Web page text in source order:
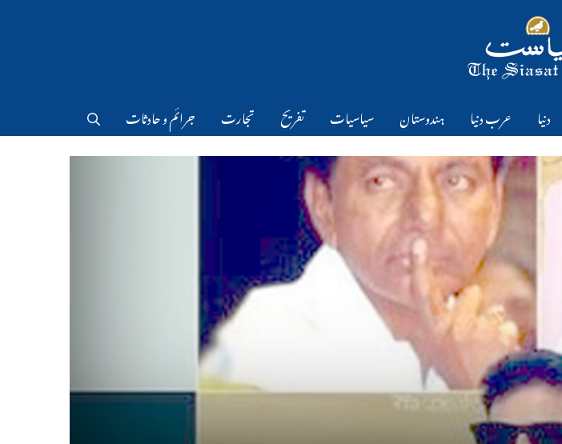
دنیا عرب دنیا ہندوستان سیاسیات تفریح تجارت جرائم و حادثات